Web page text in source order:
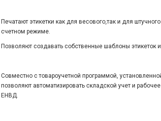
Печатают этикетки как для весового,так и для
счетном режиме.
Позволяют создавать собственные шаблоны этикеток
Совместно с товароучетной программой,
позволяют автоматизировать складской учет и
ЕНВД.